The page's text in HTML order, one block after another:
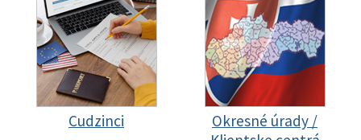
Cudzinci
Okresné úrady /